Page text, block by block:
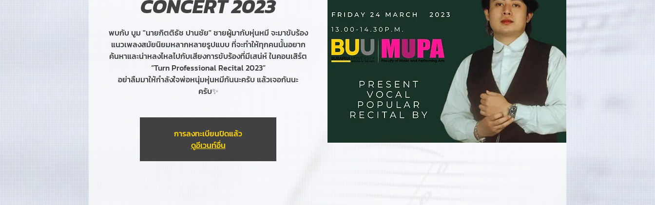
CONCERT 2023
พบกับ บูม "นายกิตติธัช ปานชัย" ชายผู้มากับหุ่นหมี จะมาขับร้อง
แนวเพลงสมัยนิยมหลากหลายรูปแบบ ที่จะทำให้ทุกคนนั้นอยาก
ค้นหาและน่าหลงไหลไปกับเสียงการขับร้องที่มีเสน่ห์ ในคอนเสิร์ต
“Turn Professional Recital 2023”
อย่าลืมมาให้กำลังใจพ่อหนุ่มหุ่นหมีกันนะครับ แล้วเจอกันนะ
ครับ✨
การลงทะเบียนปิดแล้ว
ดูอีเวนท์อื่น